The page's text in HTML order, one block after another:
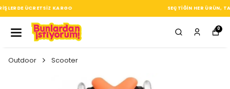
SEÇTIĞIN HER ÜRÜN, TARZINA DAIR KÜÇÜK BIR IMZA
0
Outdoor Scooter